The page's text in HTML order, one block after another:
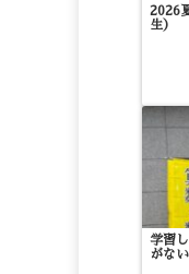
2026
生）
学習
がな